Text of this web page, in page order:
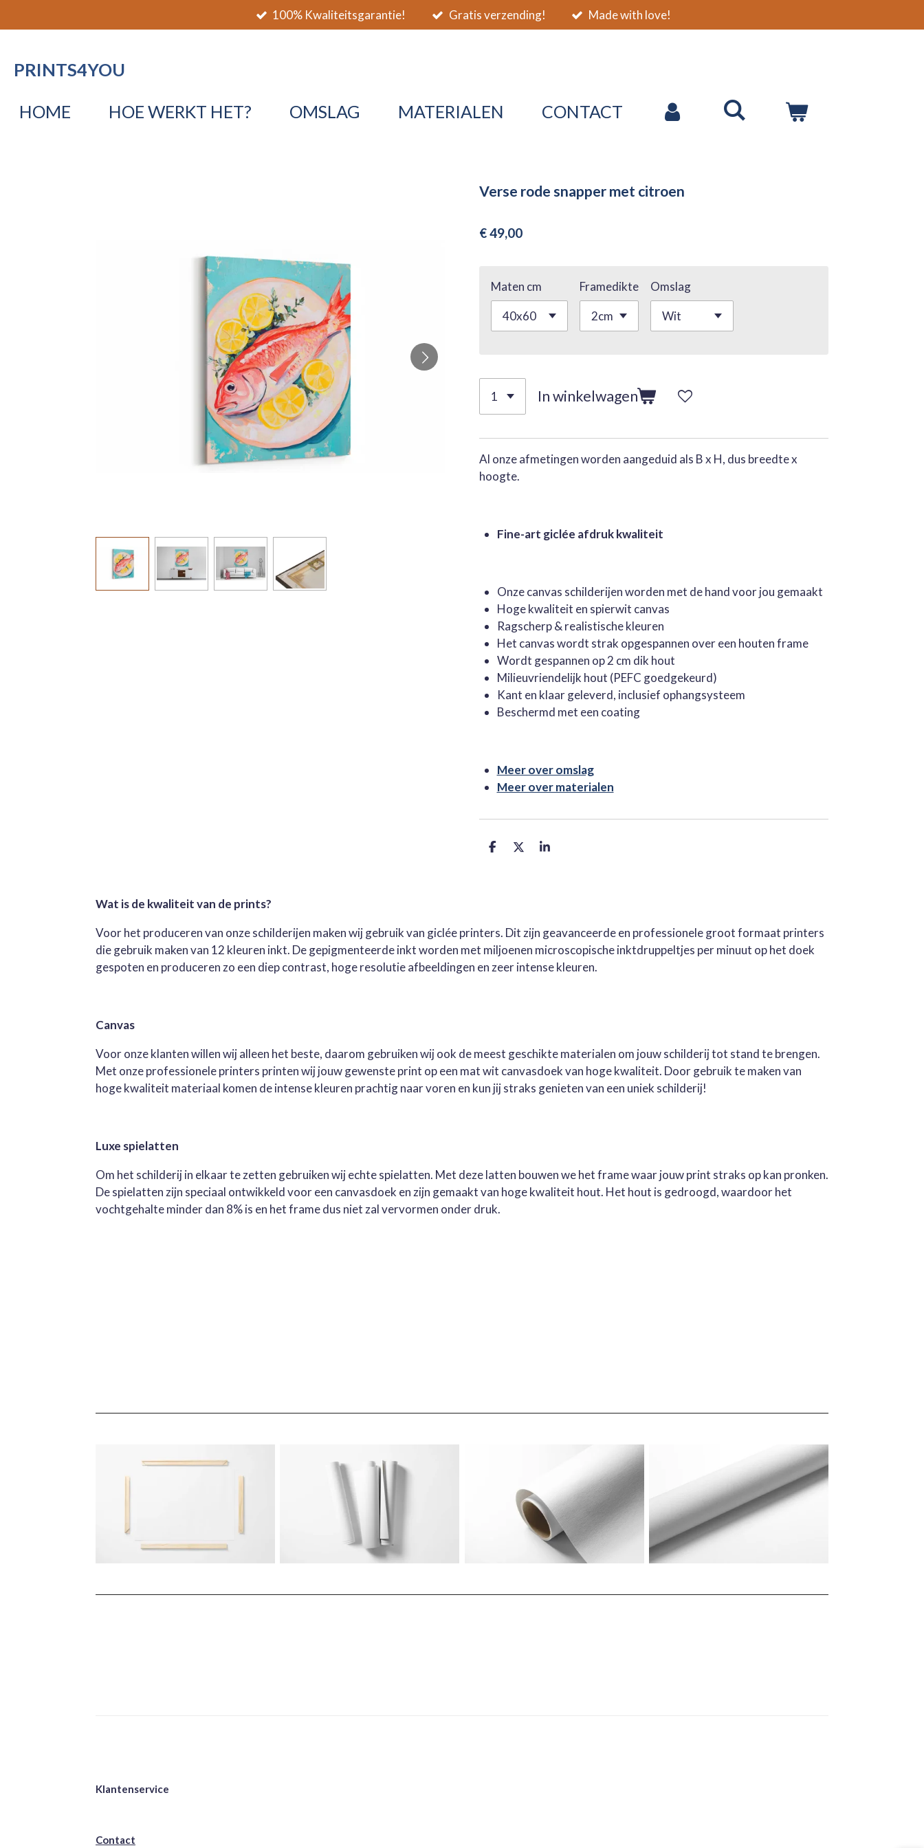
direct
de
100% Kwaliteitsgarantie! Gratis verzending! Made with love!
PRINTS4YOU
HOME HOE WERKT HET? OMSLAG MATERIALEN CONTACT
Verse rode snapper met citroen
€ 49,00
Maten cm Framedikte Omslag
In winkelwagen
Al onze afmetingen worden aangeduid als B x H, dus breedte x
hoogte.
Fine-art giclée afdruk kwaliteit
Onze canvas schilderijen worden met de hand voor jou gemaakt
Hoge kwaliteit en spierwit canvas
Ragscherp & realistische kleuren
Het canvas wordt strak opgespannen over een houten frame
Wordt gespannen op 2 cm dik hout
Milieuvriendelijk hout (PEFC goedgekeurd)
Kant en klaar geleverd, inclusief ophangsysteem
Beschermd met een coating
Meer over omslag
Meer over materialen
D
D
S
Wat is de kwaliteit van de prints?
Voor het produceren van onze schilderijen maken wij gebruik van giclée printers. Dit zijn geavanceerde en professionele groot formaat printers
die gebruik maken van 12 kleuren inkt. De gepigmenteerde inkt worden met miljoenen microscopische inktdruppeltjes per minuut op het doek
gespoten en produceren zo een diep contrast, hoge resolutie afbeeldingen en zeer intense kleuren.
Canvas
Voor onze klanten willen wij alleen het beste, daarom gebruiken wij ook de meest geschikte materialen om jouw schilderij tot stand te brengen.
Met onze professionele printers printen wij jouw gewenste print op een mat wit canvasdoek van hoge kwaliteit. Door gebruik te maken van
hoge kwaliteit materiaal komen de intense kleuren prachtig naar voren en kun jij straks genieten van een uniek schilderij!
Luxe spielatten
Om het schilderij in elkaar te zetten gebruiken wij echte spielatten. Met deze latten bouwen we het frame waar jouw print straks op kan pronken.
De spielatten zijn speciaal ontwikkeld voor een canvasdoek en zijn gemaakt van hoge kwaliteit hout. Het hout is gedroogd, waardoor het
vochtgehalte minder dan 8% is en het frame dus niet zal vervormen onder druk.
Klantenservice
Contact